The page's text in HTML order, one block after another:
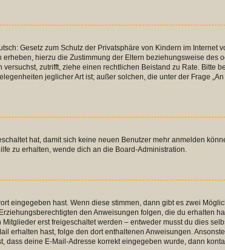
Gesetz zum Schutz der Privatsphäre von Kindern im Internet
hierzu die Zustimmung der Eltern beziehungsweise des
zutrifft, ziehe einen rechtlichen Beistand zu Rate. Bitte
jeglicher Art ist; außer solchen, die unter der Frage
hat, damit sich keine neuen Benutzer mehr anmelden
zu erhalten, wende dich an die Board-Administration.
eingegeben hast. Wenn diese stimmen, dann gibt es zwei
den Anweisungen folgen, die du erhalten
erst freigeschaltet werden – entweder musst du dies
erhalten hast, folge den dort enthaltenen Anweisungen.
deine E-Mail-Adresse korrekt eingegeben wurde, dann